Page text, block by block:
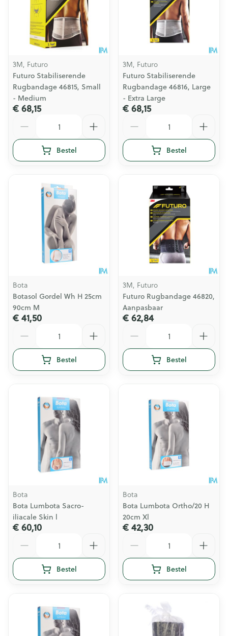
3M, Futuro
Futuro Stabiliserende
Rugbandage 46815, Small
- Medium
€ 68,15
Bestel
3M, Futuro
Futuro Stabiliserende
Rugbandage 46816, Large
- Extra Large
€ 68,15
Bestel
Bota
Botasol Gordel Wh H 25cm
90cm M
€ 41,50
Bestel
3M, Futuro
Futuro Rugbandage 46820,
Aanpasbaar
€ 62,84
Bestel
Bota
Bota Lumbota Sacro-
iliacale Skin l
€ 60,10
Bestel
Bota
Bota Lumbota Ortho/20 H
20cm Xl
€ 42,30
Bestel